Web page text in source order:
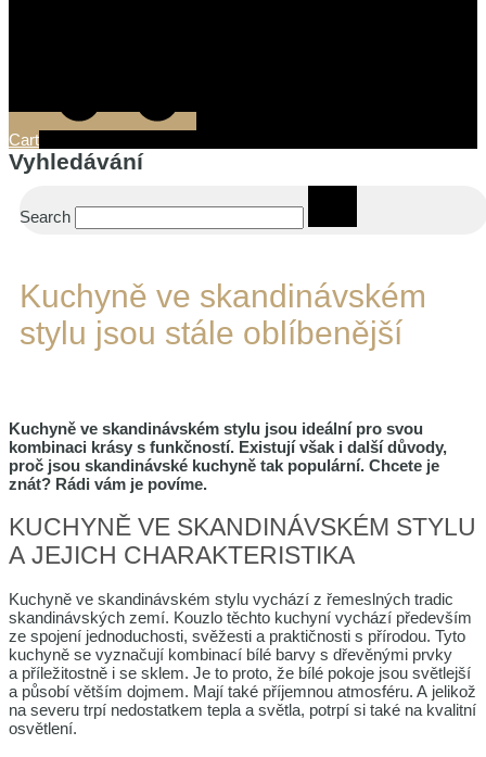
Cart
Vyhledávání
Search
Kuchyně ve skandinávském
stylu jsou stále oblíbenější
Kuchyně ve skandinávském stylu jsou ideální pro svou
kombinaci krásy s funkčností. Existují však i další důvody,
proč jsou skandinávské kuchyně tak populární. Chcete je
znát? Rádi vám je povíme.
KUCHYNĚ VE SKANDINÁVSKÉM STYLU
A JEJICH CHARAKTERISTIKA
Kuchyně ve skandinávském stylu vychází z řemeslných tradic
skandinávských zemí. Kouzlo těchto kuchyní vychází především
ze spojení jednoduchosti, svěžesti a praktičnosti s přírodou. Tyto
kuchyně se vyznačují kombinací bílé barvy s dřevěnými prvky
a příležitostně i se sklem. Je to proto, že bílé pokoje jsou světlejší
a působí větším dojmem. Mají také příjemnou atmosféru. A jelikož
na severu trpí nedostatkem tepla a světla, potrpí si také na kvalitní
osvětlení.